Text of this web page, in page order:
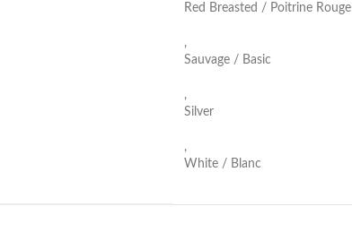
Red Breasted / Poitrine Rouge
,
Sauvage / Basic
,
Silver
,
White / Blanc